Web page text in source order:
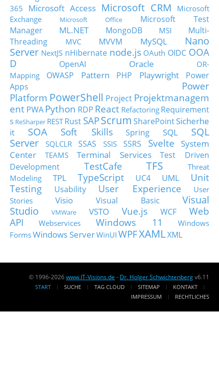
365
Microsoft Access Microsoft CRM
Microsoft
Exchange
Microsoft Office
Microsoft Test
Manager
ML.NET MongoDB MSI
Multi-
Threading
MVC MVVM MySQL
Nano
Server NextJS nHibernate node.js OAuth OIDC OOA
D
OpenAI Oracle
OR-
Mapping
OWASP Pattern PHP Playwright
Power
Apps
Power
Platform PowerShell Project Projektmanagem
ent PWA Python RDP React Refactoring Requirement
s ReSharper RESTRust SAPScrum SharePointSicherhe
it
SOA Soft Skills Spring SQL
SQL
Server
SQLCLR SSAS SSIS SSRS Svelte
System
Center
TEAMS Terminal Services
Test Driven
Development
TestCafe TFS
Threat
Modeling
TPL TypeScript UC4 UML
Unit
Testing
Usability User Experience
User
Stories
Visio Visual Basic
Visual
Studio
VMWare VSTO Vue.js WCF
Web
API
Webservices Windows 11
Windows
FormsWindows ServerWinUI WPFXAMLXML
© 1996-2026www.IT-Visions.de - Dr. Holger Schwichtenbergv6.11
START SUCHE TAG CLOUD SITEMAP
KONTAKT
IMPRESSUM
RECHTLICHES